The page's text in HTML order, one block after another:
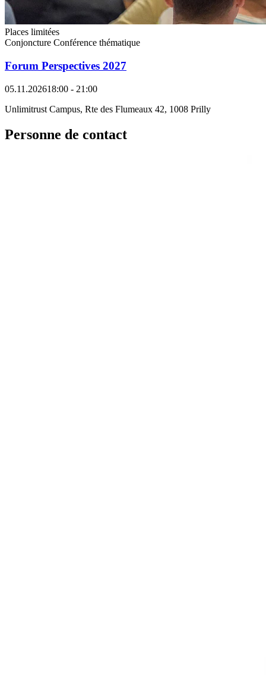
Places limitées
Conjoncture Conférence thématique
Forum Perspectives 2027
05.11.202618:00 - 21:00
Unlimitrust Campus, Rte des Flumeaux 42, 1008 Prilly
Personne de contact